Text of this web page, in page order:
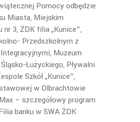
Pomocy odbędzie
Miasta, Miejskim
nr 3, ŻDK filia „Kunice”,
Przedszkolnym z
Muzeum
Łużyckiego, Pływalni
Szkół „Kunice”,
w Olbrachtowie
– szczegółowy program
banku w SWA ŻDK